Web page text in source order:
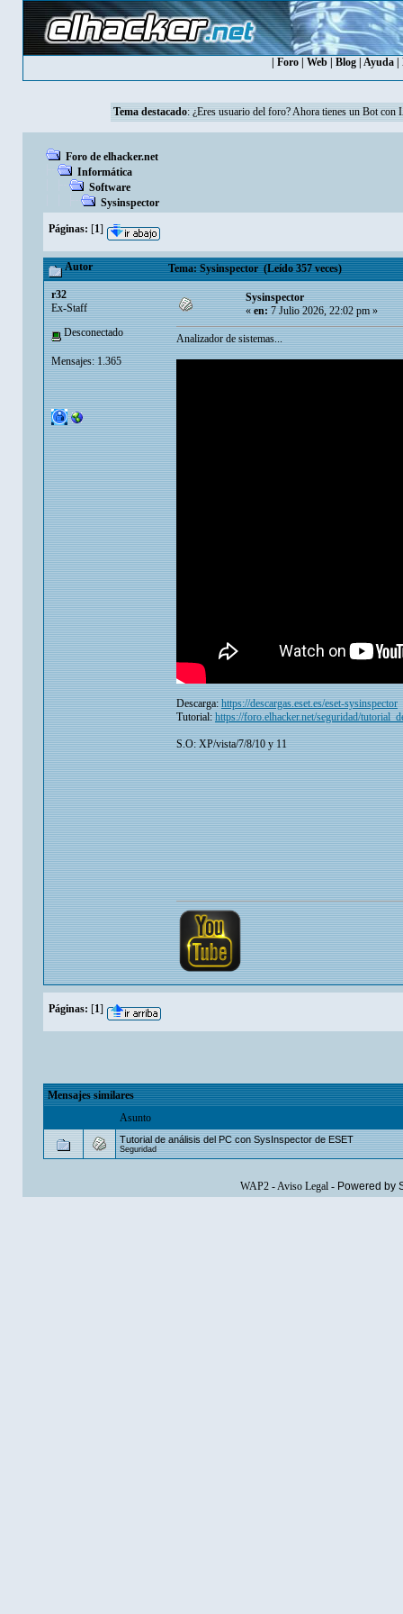
Foro| Web| Blog| Ayuda|
Tema destacado: ¿Eres usuario del foro? Ahora tienes un Bot con
Foro de elhacker.net
Informática
Software
Sysinspector
Páginas: [1]
Autor Tema: Sysinspector (Leído 357 veces)
r32
Ex-Staff
Desconectado
Mensajes: 1.365
Sysinspector
«en:7 Julio 2026, 22:02 pm »
Analizador de sistemas...
Descarga:https://descargas.eset.es/eset-sysinspector
Tutorial:https://foro.elhacker.net/seguridad/
S.O: XP/vista/7/8/10 y 11
Páginas: [1]
Mensajes similares
Asunto
Tutorial de análisis del PC con SysInspector de ESET
Seguridad
WAP2-Aviso Legal- Powered by